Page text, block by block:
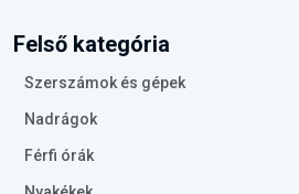
Felső kategória
Szerszámok és gépek
Nadrágok
Férfi órák